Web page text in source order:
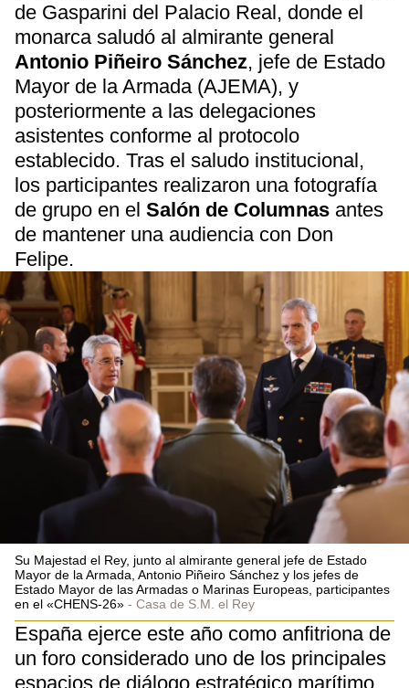
de Gasparini del Palacio Real, donde el
monarca saludó al almirante general
Antonio Piñeiro Sánchez, jefe de Estado
Mayor de la Armada (AJEMA), y
posteriormente a las delegaciones
asistentes conforme al protocolo
establecido. Tras el saludo institucional,
los participantes realizaron una fotografía
de grupo en el Salón de Columnas antes
de mantener una audiencia con Don
Felipe.
Su Majestad el Rey, junto al almirante general jefe de Estado
Mayor de la Armada, Antonio Piñeiro Sánchez y los jefes de
Estado Mayor de las Armadas o Marinas Europeas, participantes
en el «CHENS-26»
Casa de S.M. el Rey
España ejerce este año como anfitriona de
un foro considerado uno de los principales
espacios de diálogo estratégico marítimo